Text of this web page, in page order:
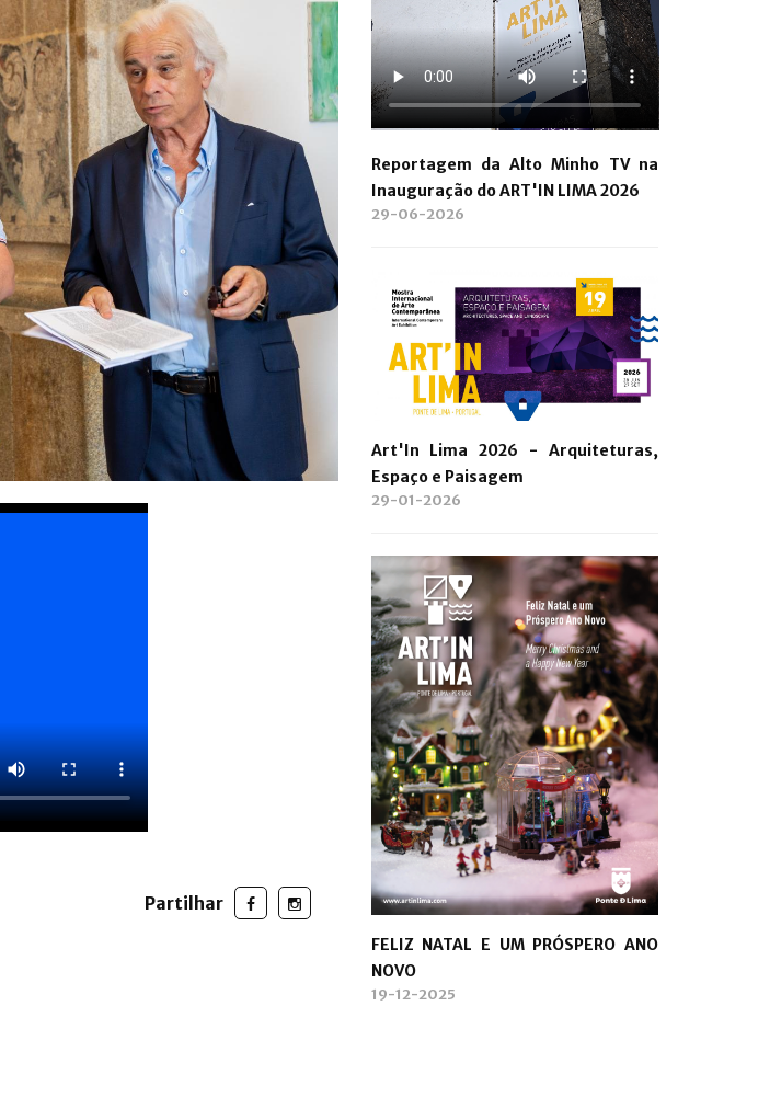
Partilhar
Reportagem da Alto Minho TV na
Inauguração do ART'IN LIMA 2026
29-06-2026
Art'In Lima 2026 - Arquiteturas,
Espaço e Paisagem
29-01-2026
FELIZ NATAL E UM PRÓSPERO ANO
NOVO
19-12-2025